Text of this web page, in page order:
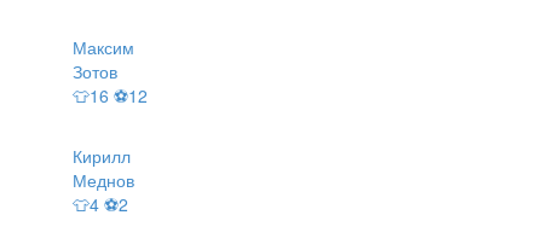
Максим
Зотов
👕16 ⚽12
Кирилл
Меднов
👕4 ⚽2